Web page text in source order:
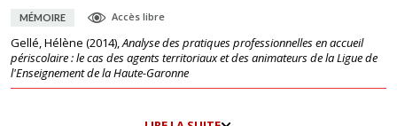
MÉMOIRE Accès libre
Gellé, Hélène (2014),Analyse des pratiques professionnelles en accueil
périscolaire : le cas des agents territoriaux et des animateurs de la Ligue de
l'Enseignement de la Haute-Garonne